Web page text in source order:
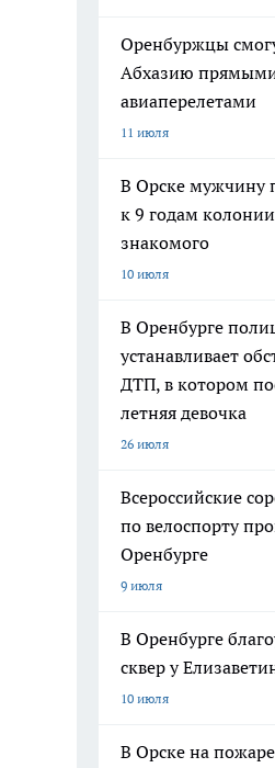
Оренбуржцы
Абхазию
авиаперелетами
11 июля
В Орске мужчину
к 9 годам
знакомого
10 июля
В Оренбурге
устанавливает
ДТП, в котором
летняя девочка
26 июля
Всероссийские
по велоспорту
Оренбурге
9 июля
В Оренбурге
сквер у
10 июля
В Орске на